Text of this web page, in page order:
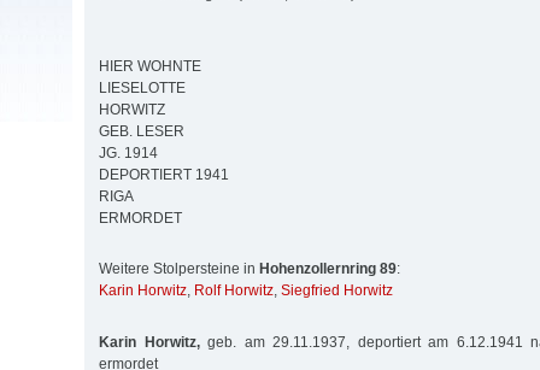
HIER WOHNTE
LIESELOTTE
HORWITZ
GEB. LESER
JG. 1914
DEPORTIERT 1941
RIGA
ERMORDET
Weitere Stolpersteine in Hohenzollernring 89:
Karin Horwitz, Rolf Horwitz, Siegfried Horwitz
Karin Horwitz,geb. am 29.11.1937, deportiert am 6.12.1941
ermordet